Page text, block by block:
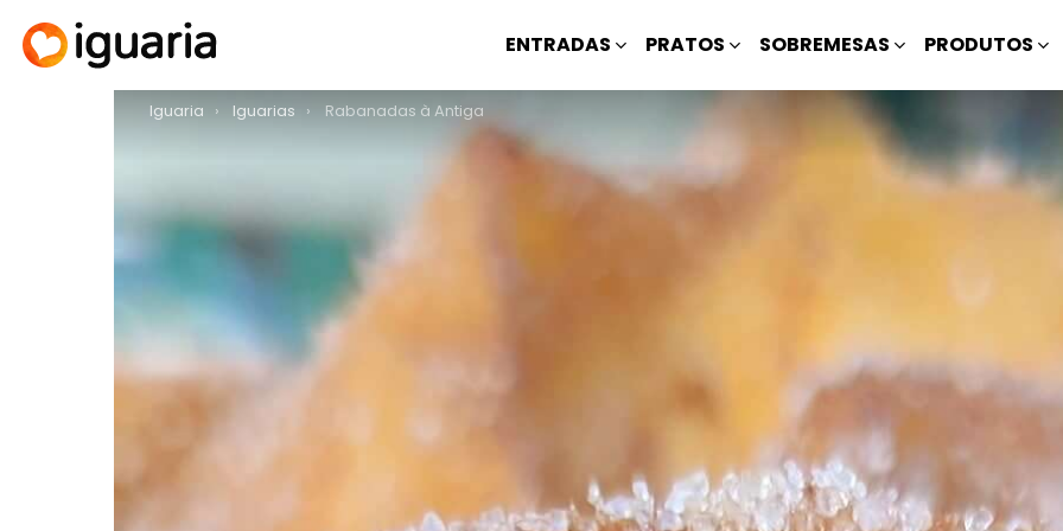
ENTRADAS PRATOS SOBREMESAS PRODUTOS
You are here:
Iguaria Iguarias Rabanadas à Antiga